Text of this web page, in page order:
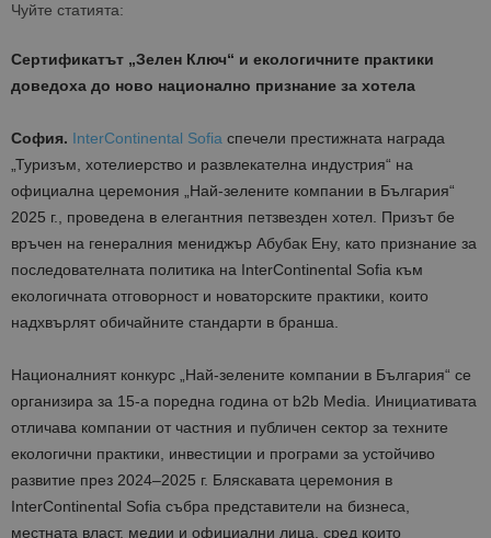
Чуйте статията:
Сертификатът „Зелен Ключ“ и екологичните практики
доведоха до ново национално признание за хотела
София. InterContinental Sofia спечели престижната награда
„Туризъм, хотелиерство и развлекателна индустрия“ на
официална церемония „Най-зелените компании в България“
2025 г., проведена в елегантния петзвезден хотел. Призът бе
връчен на генералния мениджър Абубак Ену, като признание за
последователната политика на InterContinental Sofia към
екологичната отговорност и новаторските практики, които
надхвърлят обичайните стандарти в бранша.
Националният конкурс „Най-зелените компании в България“ се
организира за 15-а поредна година от b2b Media. Инициативата
отличава компании от частния и публичен сектор за техните
екологични практики, инвестиции и програми за устойчиво
развитие през 2024–2025 г. Бляскавата церемония в
InterContinental Sofia събра представители на бизнеса,
местната власт, медии и официални лица, сред които